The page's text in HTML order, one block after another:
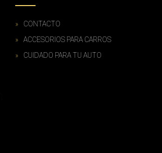
CONTACTO
ACCESORIOS PARA CARROS
CUIDADO PARA TU AUTO